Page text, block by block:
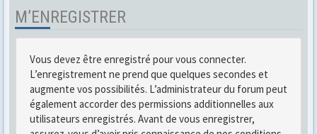
M’ENREGISTRER
Vous devez être enregistré pour vous connecter.
L’enregistrement ne prend que quelques secondes et
augmente vos possibilités. L’administrateur du forum peut
également accorder des permissions additionnelles aux
utilisateurs enregistrés. Avant de vous enregistrer,